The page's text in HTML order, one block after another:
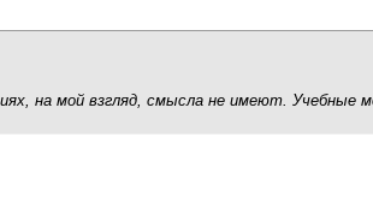
на мой взгляд, смысла не имеют.